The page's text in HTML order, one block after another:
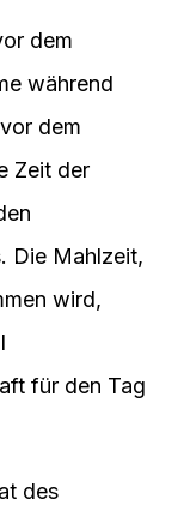
dem
während
dem
Zeit der
Die Mahlzeit,
wird,
für den Tag
des